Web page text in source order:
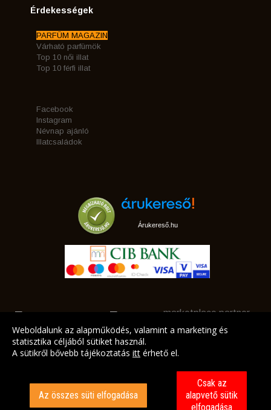
Érdekességek
PARFÜM MAGAZIN
Várható parfümök
Top 10 női illat
Top 10 férfi illat
Facebook
Instagram
Névnap ajánló
Illatcsaládok
Árukereső.hu
marketplace partner
Weboldalunk az alapműködés, valamint a marketing és
statisztika céljából sütiket használ.
A sütikről bővebb tájékoztatás itt érhető el.
Az összes süti elfogadása
Csak az
alapvető sütik
elfogadása